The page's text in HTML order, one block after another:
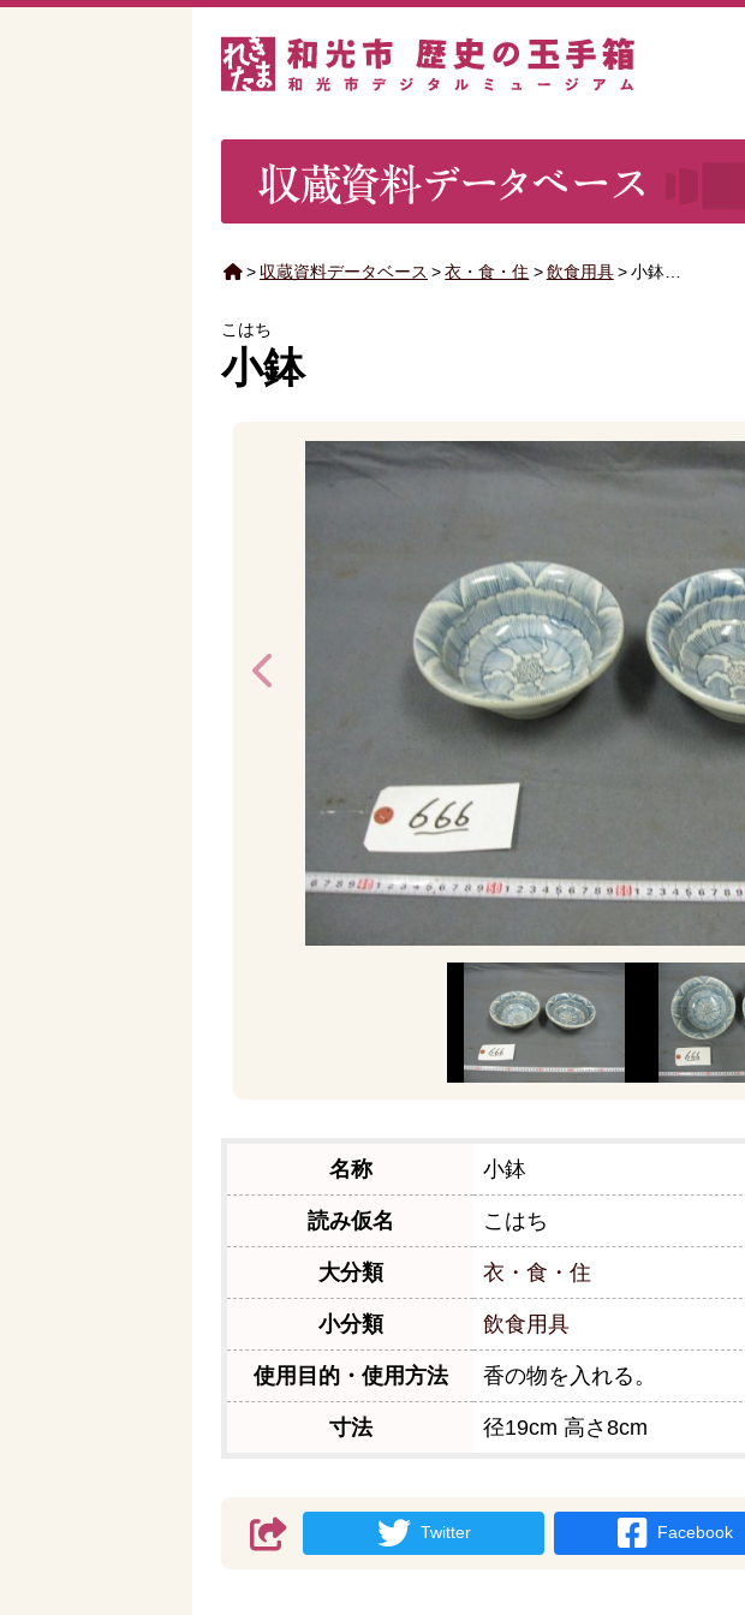
> 収蔵資料データベース > 衣・食・住 > 飲食用具 >小鉢…
こはち
小鉢
名称 小鉢
読み仮名 こはち
大分類 衣・食・住
小分類 飲食用具
使用目的・使用方法 香の物を入れる。
寸法 径19cm 高さ8cm
Twitter Facebook